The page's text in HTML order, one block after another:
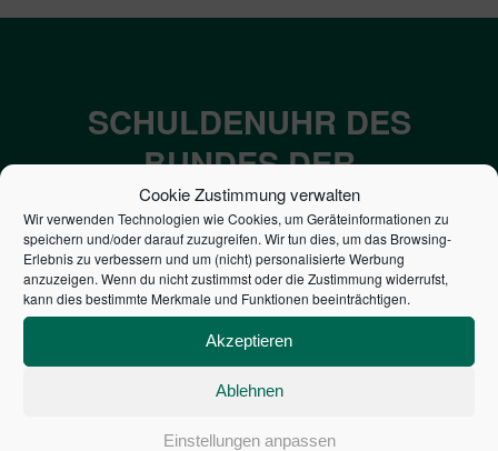
Cookie Zustimmung verwalten
Wir verwenden Technologien wie Cookies, um Geräteinformationen zu
speichern und/oder darauf zuzugreifen. Wir tun dies, um das Browsing-
Erlebnis zu verbessern und um (nicht) personalisierte Werbung
anzuzeigen. Wenn du nicht zustimmst oder die Zustimmung widerrufst,
kann dies bestimmte Merkmale und Funktionen beeinträchtigen.
Akzeptieren
Ablehnen
Einstellungen anpassen
SCHULDENUHR DES
BUNDES DER
STEUERZAHLER
7,052€
NEUVERSCHULDUNG
PRO SEKUNDE
1,601€